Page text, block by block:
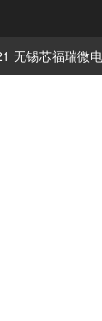
无锡芯福瑞微